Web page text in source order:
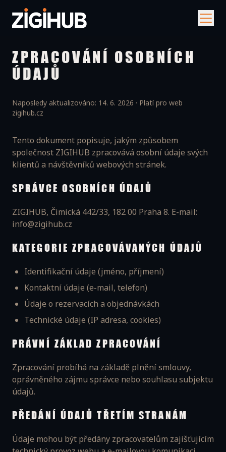
ZPRACOVÁNÍ OSOBNÍCH
ÚDAJŮ
Naposledy aktualizováno: 14. 6. 2026 · Platí pro web
zigihub.cz
Tento dokument popisuje, jakým způsobem
společnost ZIGIHUB zpracovává osobní údaje svých
klientů a návštěvníků webových stránek.
SPRÁVCE OSOBNÍCH ÚDAJŮ
ZIGIHUB, Čimická 442/33, 182 00 Praha 8. E-mail:
info@zigihub.cz
KATEGORIE ZPRACOVÁVANÝCH ÚDAJŮ
Identifikační údaje (jméno, příjmení)
Kontaktní údaje (e-mail, telefon)
Údaje o rezervacích a objednávkách
Technické údaje (IP adresa, cookies)
PRÁVNÍ ZÁKLAD ZPRACOVÁNÍ
Zpracování probíhá na základě plnění smlouvy,
oprávněného zájmu správce nebo souhlasu subjektu
údajů.
PŘEDÁNÍ ÚDAJŮ TŘETÍM STRANÁM
Údaje mohou být předány zpracovatelům zajišťujícím